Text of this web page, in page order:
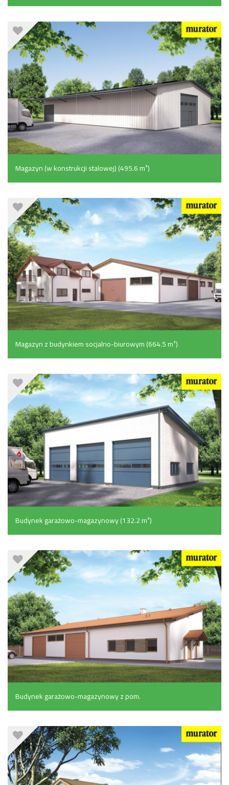
pomocniczymi (156.8 m²)
Magazyn (w konstrukcji stalowej) (495.6 m²)
Magazyn z budynkiem socjalno-biurowym (664.5 m²)
Budynek garażowo-magazynowy (132.2 m²)
Budynek garażowo-magazynowy z pom.
pomocniczymi (200.7 m²)